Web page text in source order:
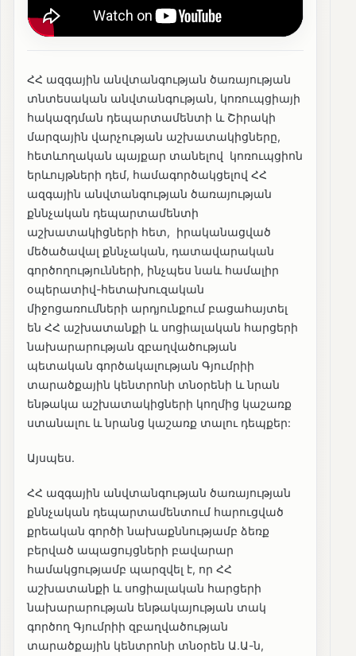
ՀՀ ազգային անվտանգության ծառայության
տնտեսական անվտանգության, կոռուպցիայի
հակազդման դեպարտամենտի և Շիրակի
մարզային վարչության աշխատակիցները,
հետևողական պայքար տանելով կոռուպցիոն
երևույթների դեմ, համագործակցելով ՀՀ
ազգային անվտանգության ծառայության
քննչական դեպարտամենտի
աշխատակիցների հետ, իրականացված
մեծածավալ քննչական, դատավարական
գործողությունների, ինչպես նաև համալիր
օպերատիվ-հետախուզական
միջոցառումների արդյունքում բացահայտել
են ՀՀ աշխատանքի և սոցիալական հարցերի
նախարարության զբաղվածության
պետական գործակալության Գյումրիի
տարածքային կենտրոնի տնօրենի և նրան
ենթակա աշխատակիցների կողմից կաշառք
ստանալու և նրանց կաշառք տալու դեպքեր:
Այսպես.
ՀՀ ազգային անվտանգության ծառայության
քննչական դեպարտամենտում հարուցված
քրեական գործի նախաքննությամբ ձեռք
բերված ապացույցների բավարար
համակցությամբ պարզվել է, որ ՀՀ
աշխատանքի և սոցիալական հարցերի
նախարարության ենթակայության տակ
գործող Գյումրիի զբաղվածության
տարածքային կենտրոնի տնօրեն Ա.Ա-ն,